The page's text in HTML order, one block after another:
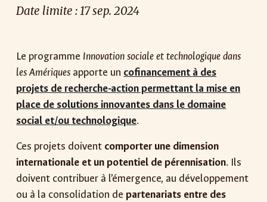
Date limite : 17 sep. 2024
Le programme Innovation sociale et technologique dans
les Amériques apporte un cofinancement à des
projets de recherche-action permettant la mise en
place de solutions innovantes dans le domaine
social et/ou technologique.
Ces projets doivent comporter une dimension
internationale et un potentiel de pérennisation. Ils
doivent contribuer à l’émergence, au développement
ou à la consolidation de partenariats entre des